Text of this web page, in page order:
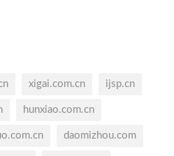
xigai.com.cn ijsp.cn
hunxiao.com.cn
daomizhou.com